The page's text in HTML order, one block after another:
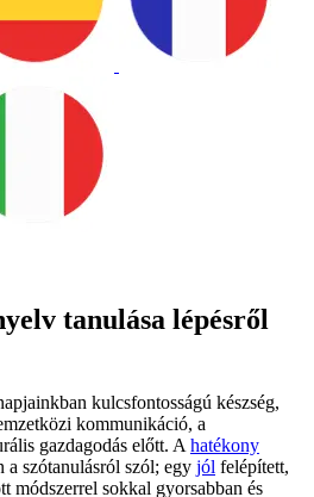
tanulása lépésről
kulcsfontosságú készség,
kommunikáció, a
gazdagodás előtt. A hatékony
a szótanulásról szól; egy jól felépített,
módszerrel sokkal gyorsabban és